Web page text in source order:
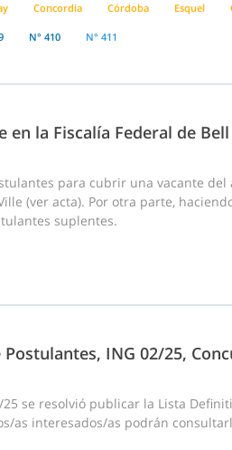
Concordia Córdoba Esquel
N° 410 N° 411
la Fiscalía Federal de
para cubrir una vacante
(ver acta). Por otra parte,
suplentes.
ING 02/25,
se resolvió publicar la Lista
as interesados/as podrán